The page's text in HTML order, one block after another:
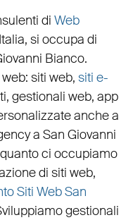
di Web
si occupa di
Bianco.
: siti web, siti e-
gestionali web, app
anche a
a San Giovanni
ci occupiamo
di siti web,
Siti Web San
gestionali